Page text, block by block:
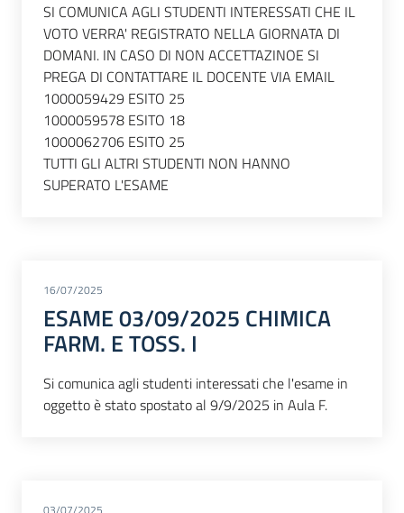
SI COMUNICA AGLI STUDENTI INTERESSATI CHE IL
VOTO VERRA' REGISTRATO NELLA GIORNATA DI
DOMANI. IN CASO DI NON ACCETTAZINOE SI
PREGA DI CONTATTARE IL DOCENTE VIA EMAIL
1000059429 ESITO 25
1000059578 ESITO 18
1000062706 ESITO 25
TUTTI GLI ALTRI STUDENTI NON HANNO
SUPERATO L'ESAME
16/07/2025
ESAME 03/09/2025 CHIMICA
FARM. E TOSS. I
Si comunica agli studenti interessati che l'esame in
oggetto è stato spostato al 9/9/2025 in Aula F.
03/07/2025